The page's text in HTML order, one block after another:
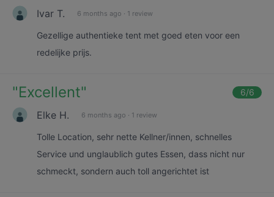
Ivar T. 6 months ago · 1 review
Gezellige authentieke tent met goed eten voor een
redelijke prijs.
"Excellent" 6/6
Elke H. 6 months ago · 1 review
Tolle Location, sehr nette Kellner/innen, schnelles
Service und unglaublich gutes Essen, dass nicht nur
schmeckt, sondern auch toll angerichtet ist